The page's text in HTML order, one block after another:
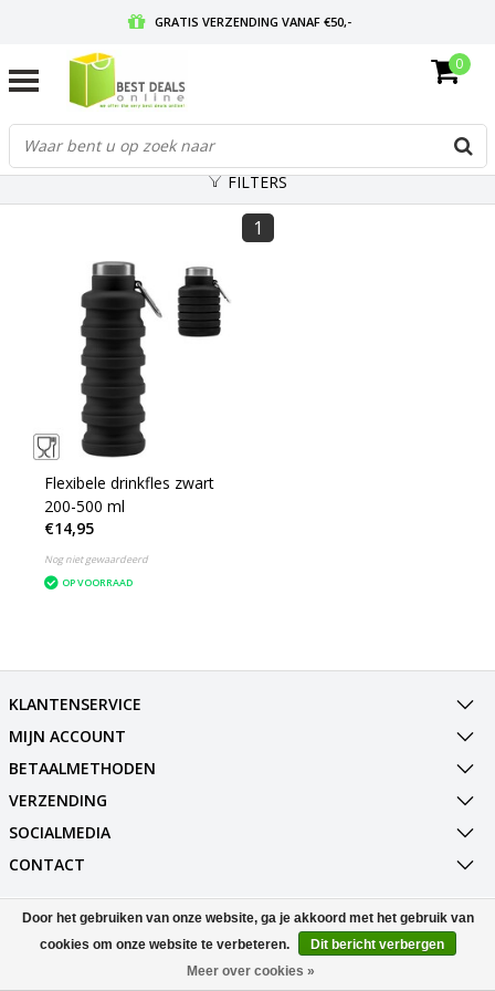
GRATIS VERZENDING VANAF €50,-
GRATIS RETOURNEREN EN 30 DAGEN BEDENKTIJD
0
FILTERS
1
Flexibele drinkfles zwart
200-500 ml
€14,95
Nog niet gewaardeerd
OP VOORRAAD
KLANTENSERVICE
MIJN ACCOUNT
BETAALMETHODEN
VERZENDING
SOCIALMEDIA
CONTACT
© Copyright 2026 Best Deals Online BV Powered byLightspeed
All rights reserved byInStijl Media
Door het gebruiken van onze website, ga je akkoord met het gebruik van
cookies om onze website te verbeteren.
Dit bericht verbergen
Meer over cookies »